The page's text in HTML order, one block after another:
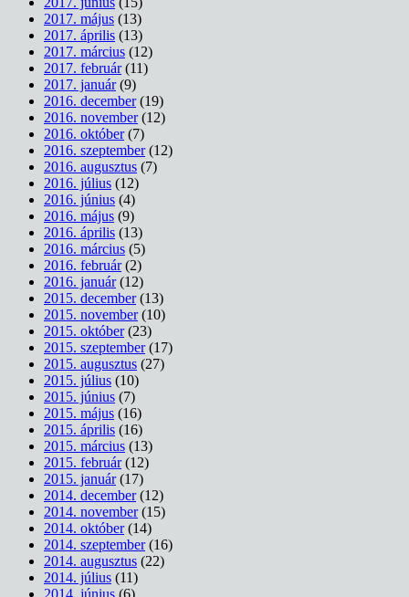
2017. május (13)
2017. április (13)
2017. március (12)
2017. február(11)
2017. január(9)
2016. december(19)
2016. november(12)
2016. október(7)
2016. szeptember(12)
2016. augusztus (7)
2016. július (12)
2016. június (4)
2016. május (9)
2016. április (13)
2016. március (5)
2016. február(2)
2016. január(12)
2015. december(13)
2015. november(10)
2015. október(23)
2015. szeptember(17)
2015. augusztus (27)
2015. július (10)
2015. június (7)
2015. május (16)
2015. április (16)
2015. március (13)
2015. február(12)
2015. január(17)
2014. december(12)
2014. november(15)
2014. október(14)
2014. szeptember(16)
2014. augusztus (22)
2014. július (11)
2014. június (6)